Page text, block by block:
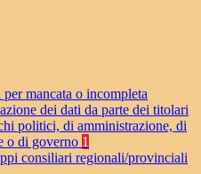
per mancata o incompleta
dei dati da parte dei titolari
politici, di amministrazione, di
o di governo 1
consiliari regionali/provinciali